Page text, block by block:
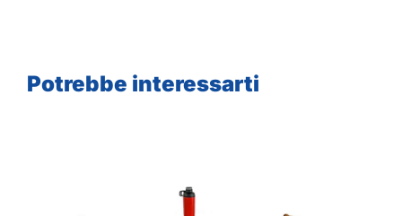
Potrebbe interessarti